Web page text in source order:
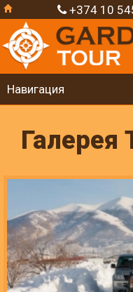
+374 10
Навигация
Галерея